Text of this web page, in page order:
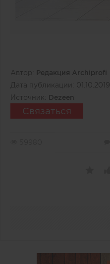
Автор:
Редакция Archiprofi
Дата публикации: 01.10.2019
Источник:
Dezeen
Связаться